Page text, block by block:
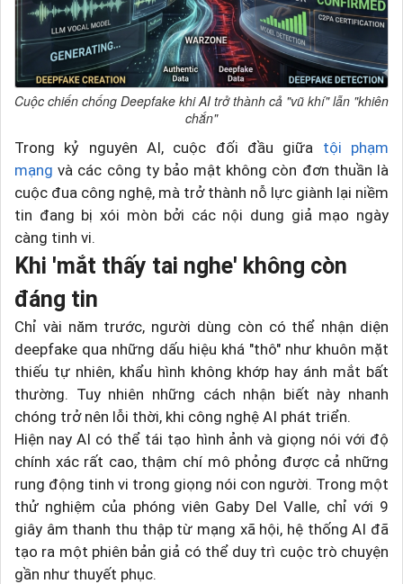
Cuộc chiến chống Deepfake khi AI trở thành cả "vũ khí" lẫn "khiên
chắn"
Trong kỷ nguyên AI, cuộc đối đầu giữa tội phạm
mạng và các công ty bảo mật không còn đơn thuần là
cuộc đua công nghệ, mà trở thành nỗ lực giành lại niềm
tin đang bị xói mòn bởi các nội dung giả mạo ngày
càng tinh vi.
Khi 'mắt thấy tai nghe' không còn
đáng tin
Chỉ vài năm trước, người dùng còn có thể nhận diện
deepfake qua những dấu hiệu khá "thô" như khuôn mặt
thiếu tự nhiên, khẩu hình không khớp hay ánh mắt bất
thường. Tuy nhiên những cách nhận biết này nhanh
chóng trở nên lỗi thời, khi công nghệ AI phát triển.
Hiện nay AI có thể tái tạo hình ảnh và giọng nói với độ
chính xác rất cao, thậm chí mô phỏng được cả những
rung động tinh vi trong giọng nói con người. Trong một
thử nghiệm của phóng viên Gaby Del Valle, chỉ với 9
giây âm thanh thu thập từ mạng xã hội, hệ thống AI đã
tạo ra một phiên bản giả có thể duy trì cuộc trò chuyện
gần như thuyết phục.